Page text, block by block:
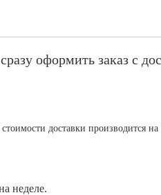
оформить заказ с
доставки производится
неделе.